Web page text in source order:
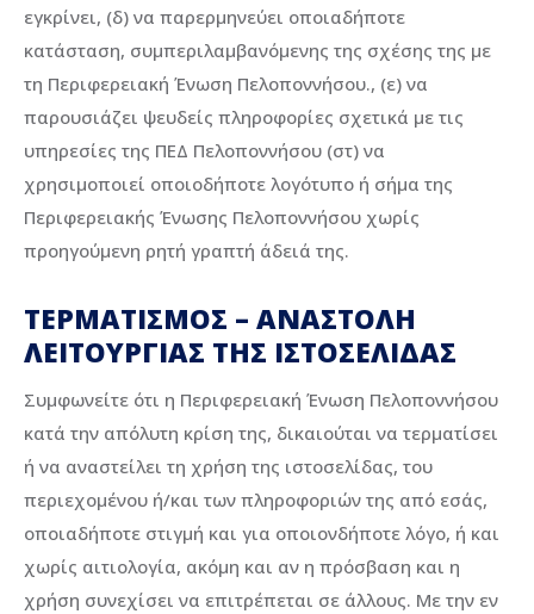
εγκρίνει, (δ) να παρερμηνεύει οποιαδήποτε
κατάσταση, συμπεριλαμβανόμενης της σχέσης της με
τη Περιφερειακή Ένωση Πελοποννήσου., (ε) να
παρουσιάζει ψευδείς πληροφορίες σχετικά με τις
υπηρεσίες της ΠΕΔ Πελοποννήσου (στ) να
χρησιμοποιεί οποιοδήποτε λογότυπο ή σήμα της
Περιφερειακής Ένωσης Πελοποννήσου χωρίς
προηγούμενη ρητή γραπτή άδειά της.
ΤΕΡΜΑΤΙΣΜΟΣ – ΑΝΑΣΤΟΛΗ
ΛΕΙΤΟΥΡΓΙΑΣ ΤΗΣ ΙΣΤΟΣΕΛΙΔΑΣ
Συμφωνείτε ότι η Περιφερειακή Ένωση Πελοποννήσου
κατά την απόλυτη κρίση της, δικαιούται να τερματίσει
ή να αναστείλει τη χρήση της ιστοσελίδας, του
περιεχομένου ή/και των πληροφοριών της από εσάς,
οποιαδήποτε στιγμή και για οποιονδήποτε λόγο, ή και
χωρίς αιτιολογία, ακόμη και αν η πρόσβαση και η
χρήση συνεχίσει να επιτρέπεται σε άλλους. Με την εν